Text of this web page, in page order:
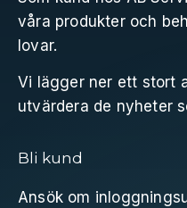
våra produkter och
lovar.
Vi lägger ner ett stort
utvärdera de nyheter
Bli kund
Ansök om